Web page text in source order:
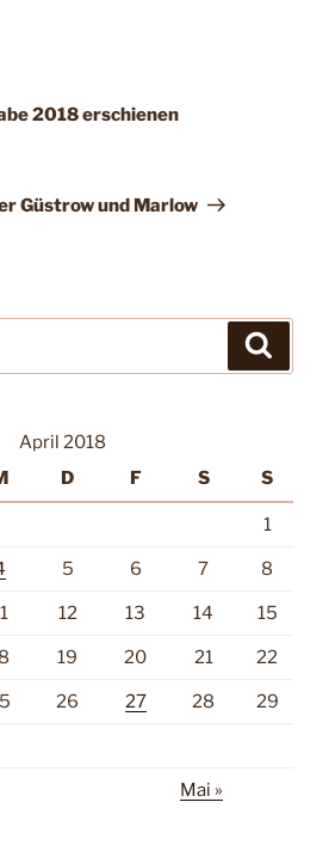
2018 erschienen
Güstrow und Marlow
April 2018
D F S S
1
5 6 7 8
12 13 14 15
19 20 21 22
26 27 28 29
Mai »